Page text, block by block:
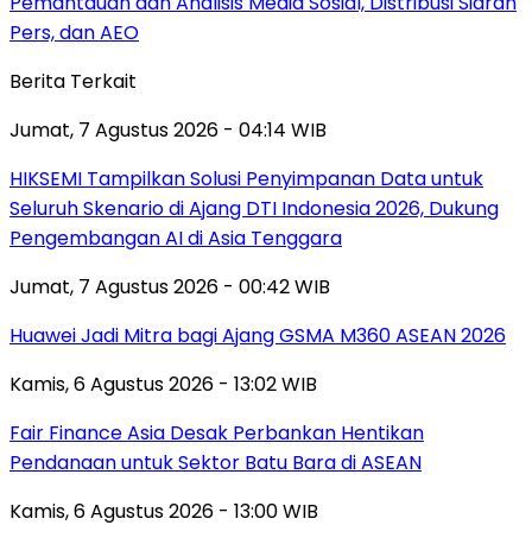
Pers, dan AEO
Berita Terkait
Jumat, 7 Agustus 2026 - 04:14 WIB
HIKSEMI Tampilkan Solusi Penyimpanan Data untuk
Seluruh Skenario di Ajang DTI Indonesia 2026, Dukung
Pengembangan AI di Asia Tenggara
Jumat, 7 Agustus 2026 - 00:42 WIB
Huawei Jadi Mitra bagi Ajang GSMA M360 ASEAN 2026
Kamis, 6 Agustus 2026 - 13:02 WIB
Fair Finance Asia Desak Perbankan Hentikan
Pendanaan untuk Sektor Batu Bara di ASEAN
Kamis, 6 Agustus 2026 - 13:00 WIB